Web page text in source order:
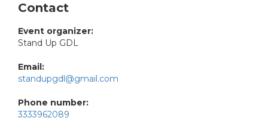
Contact
Event organizer:
Stand Up GDL
Email:
standupgdl@gmail.com
Phone number:
3333962089